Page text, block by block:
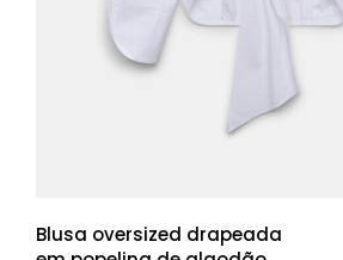
Blusa oversized drapeada